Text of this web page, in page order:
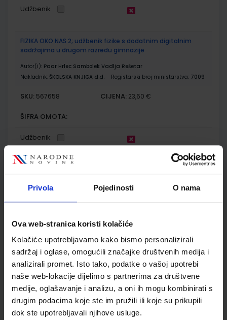
Privola Pojedinosti O nama
Ova web-stranica koristi kolačiće
Kolačiće upotrebljavamo kako bismo personalizirali
sadržaj i oglase, omogućili značajke društvenih medija i
analizirali promet. Isto tako, podatke o vašoj upotrebi
naše web-lokacije dijelimo s partnerima za društvene
medije, oglašavanje i analizu, a oni ih mogu kombinirati s
drugim podacima koje ste im pružili ili koje su prikupili
dok ste upotrebljavali njihove usluge.
Udžbenik
FIZIKA OKO NAS 2; udžbenik fizike s dodatnim digitalnim
sadržajima u drugom razredu gimnazije
Autor(i): Paar Hrlec Sambolek Vadlja Rešetar
Nakladnik: ŠKOLSKA KNJIGA d.d. Registarski broj ministarstva: 7009
SKU: 567658 CIJENA: 23,60 €
ŠIFRA OMOTA:
Udžbenik
ŠIFRA OMOTA:
Udžbenik
KEMIJA 2; zbirka zadataka iz kemije za drugi razred
gimnazije